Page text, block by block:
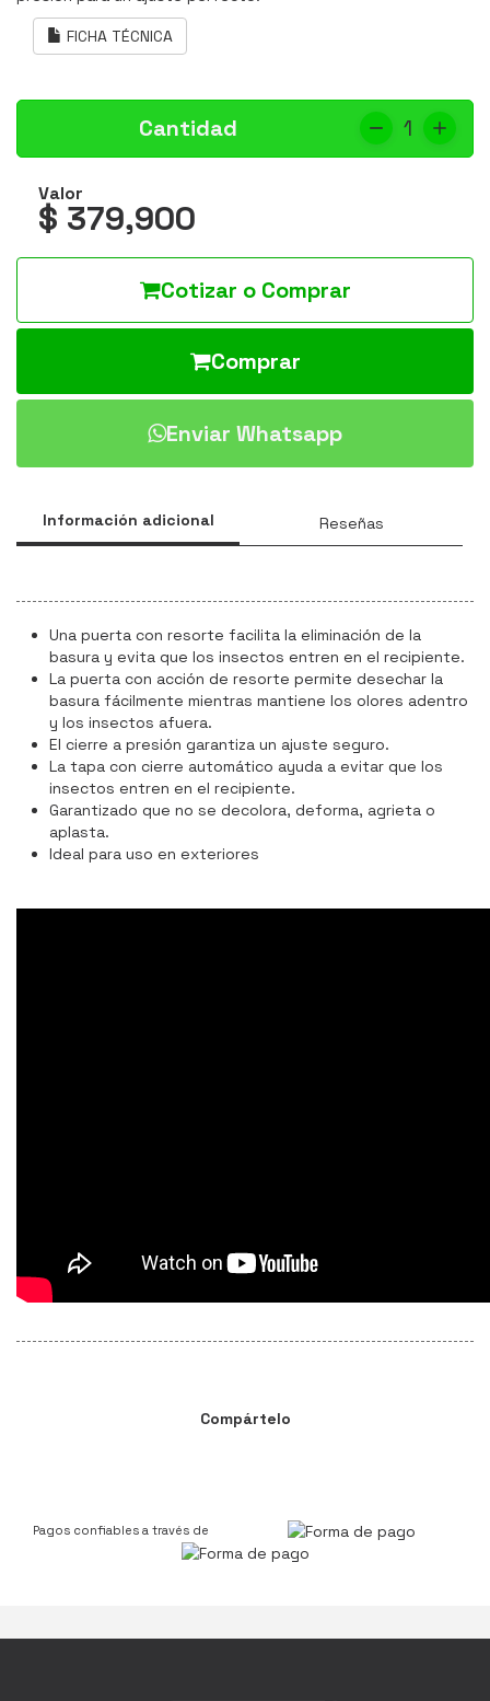
FICHA TÉCNICA
Cantidad 1
Valor
$ 379,900
Cotizar o Comprar
Comprar
Enviar Whatsapp
Información adicional Reseñas
Una puerta con resorte facilita la eliminación de la
basura y evita que los insectos entren en el recipiente.
La puerta con acción de resorte permite desechar la
basura fácilmente mientras mantiene los olores adentro
y los insectos afuera.
El cierre a presión garantiza un ajuste seguro.
La tapa con cierre automático ayuda a evitar que los
insectos entren en el recipiente.
Garantizado que no se decolora, deforma, agrieta o
aplasta.
Ideal para uso en exteriores
Compártelo
Pagos confiables a través de